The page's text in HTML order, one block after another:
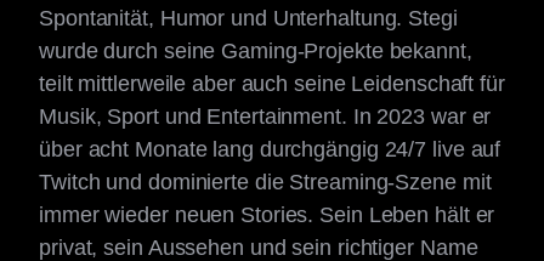
Spontanität, Humor und Unterhaltung. Stegi
wurde durch seine Gaming-Projekte bekannt,
teilt mittlerweile aber auch seine Leidenschaft für
Musik, Sport und Entertainment. In 2023 war er
über acht Monate lang durchgängig 24/7 live auf
Twitch und dominierte die Streaming-Szene mit
immer wieder neuen Stories. Sein Leben hält er
privat, sein Aussehen und sein richtiger Name